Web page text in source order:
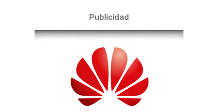
Publicidad